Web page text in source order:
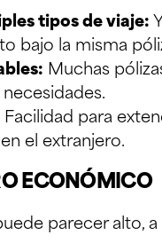
tipos de viaje:
bajo la misma
Muchas
Facilidad para
el extranjero.
ECONÓMICO
parecer alto,